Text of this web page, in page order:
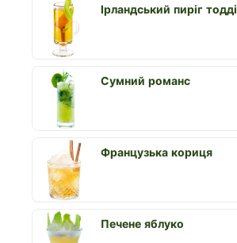
Ірландський пиріг тодді
Сумний романс
Французька кориця
Печене яблуко